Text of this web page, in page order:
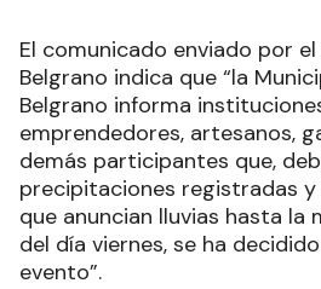
El comunicado enviado por
Belgrano indica que “la
Belgrano informa
emprendedores, artesanos,
demás participantes que,
precipitaciones registradas
que anuncian lluvias hasta la
del día viernes, se ha
evento”.